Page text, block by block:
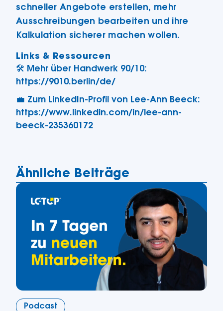
schneller Angebote erstellen, mehr
Ausschreibungen bearbeiten und ihre
Kalkulation sicherer machen wollen.
Links & Ressourcen
🛠️ Mehr über Handwerk 90/10:
https://9010.berlin/de/
💼 Zum LinkedIn-Profil von Lee-Ann Beeck:
https://www.linkedin.com/in/lee-ann-
beeck-235360172
Ähnliche Beiträge
Podcast